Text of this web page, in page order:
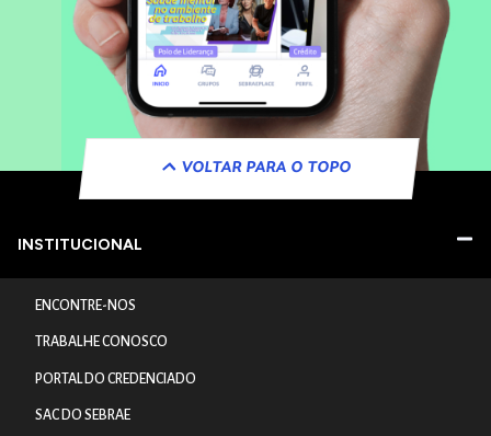
VOLTAR PARA O TOPO
INSTITUCIONAL
ENCONTRE-NOS
TRABALHE CONOSCO
PORTAL DO CREDENCIADO
SAC DO SEBRAE